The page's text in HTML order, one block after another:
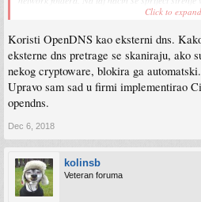
korisnik preko prečice na desktopu ulazi u
Click to
Koristi OpenDNS kao eksterni dns.
eksterne dns pretrage se skaniraju, ako
nekog cryptoware, blokira ga automatski.
Upravo sam sad u firmi implementirao
opendns.
Dec 6, 2018
kolinsb
Veteran foruma